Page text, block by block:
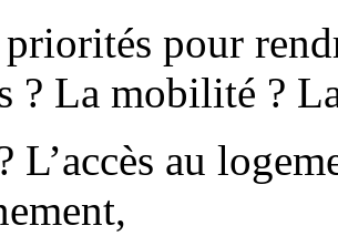
pour
? La mobilité ?
L’accès au